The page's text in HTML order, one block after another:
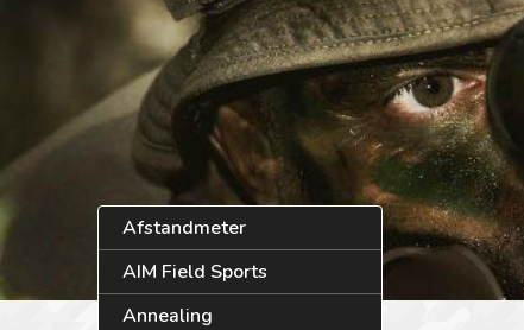
Afstandmeter
AIM Field Sports
Annealing